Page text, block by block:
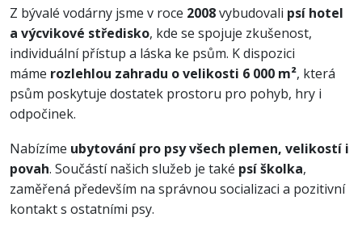
Z bývalé vodárny jsme v roce 2008vybudovali psí hotel
a výcvikové středisko, kde se spojuje zkušenost,
individuální přístup a láska ke psům. K dispozici
máme rozlehlou zahradu o velikosti 6 000 m², která
psům poskytuje dostatek prostoru pro pohyb, hry i
odpočinek.
Nabízíme ubytování pro psy všech plemen, velikostí i
povah. Součástí našich služeb je také psí školka,
zaměřená především na správnou socializaci a pozitivní
kontakt s ostatními psy.